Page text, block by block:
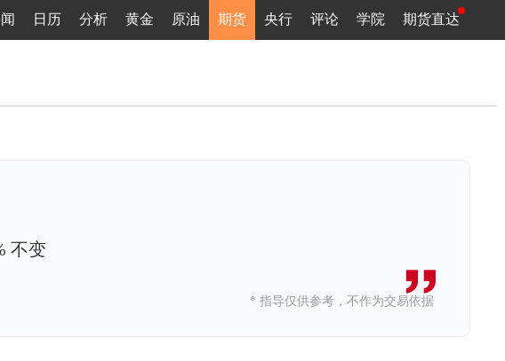
日历 分析 黄金 原油 期货 央行 评论 学院 期货直达
不变
* 指导仅供参考，不作为交易依据